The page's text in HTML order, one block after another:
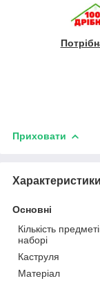
Приховати
Характеристики
Основні
Кількість
наборі
Каструля
Матеріал